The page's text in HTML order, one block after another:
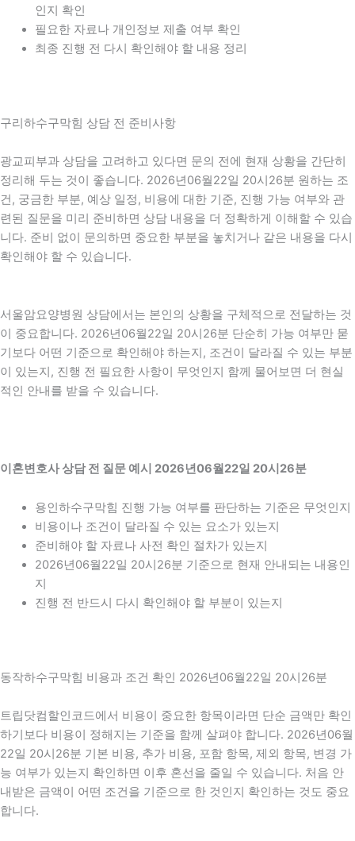
인지 확인
필요한 자료나 개인정보 제출 여부 확인
최종 진행 전 다시 확인해야 할 내용 정리
구리하수구막힘 상담 전 준비사항
광교피부과 상담을 고려하고 있다면 문의 전에 현재 상황을 간단히
정리해 두는 것이 좋습니다. 2026년06월22일 20시26분 원하는 조
건, 궁금한 부분, 예상 일정, 비용에 대한 기준, 진행 가능 여부와 관
련된 질문을 미리 준비하면 상담 내용을 더 정확하게 이해할 수 있습
니다. 준비 없이 문의하면 중요한 부분을 놓치거나 같은 내용을 다시
확인해야 할 수 있습니다.
서울암요양병원 상담에서는 본인의 상황을 구체적으로 전달하는 것
이 중요합니다. 2026년06월22일 20시26분 단순히 가능 여부만 묻
기보다 어떤 기준으로 확인해야 하는지, 조건이 달라질 수 있는 부분
이 있는지, 진행 전 필요한 사항이 무엇인지 함께 물어보면 더 현실
적인 안내를 받을 수 있습니다.
이혼변호사 상담 전 질문 예시 2026년06월22일 20시26분
용인하수구막힘 진행 가능 여부를 판단하는 기준은 무엇인지
비용이나 조건이 달라질 수 있는 요소가 있는지
준비해야 할 자료나 사전 확인 절차가 있는지
2026년06월22일 20시26분 기준으로 현재 안내되는 내용인
지
진행 전 반드시 다시 확인해야 할 부분이 있는지
동작하수구막힘 비용과 조건 확인 2026년06월22일 20시26분
트립닷컴할인코드에서 비용이 중요한 항목이라면 단순 금액만 확인
하기보다 비용이 정해지는 기준을 함께 살펴야 합니다. 2026년06월
22일 20시26분 기본 비용, 추가 비용, 포함 항목, 제외 항목, 변경 가
능 여부가 있는지 확인하면 이후 혼선을 줄일 수 있습니다. 처음 안
내받은 금액이 어떤 조건을 기준으로 한 것인지 확인하는 것도 중요
합니다.